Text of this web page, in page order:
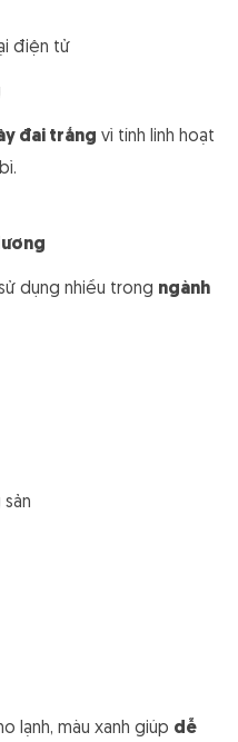
điện tử
đai trắng vì tính linh hoạt
dụng nhiều trong ngành
lạnh, màu xanh giúp dễ